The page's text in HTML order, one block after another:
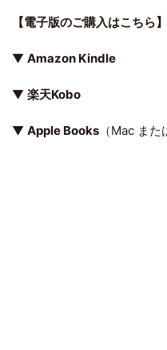
【電子版のご購入はこちら】
▼ Amazon Kindle
▼ 楽天Kobo
▼ Apple Books （Mac ま